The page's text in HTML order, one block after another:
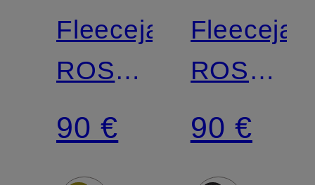
Fleecejacke
ROSEMOOR
II
90 €
II
90 €